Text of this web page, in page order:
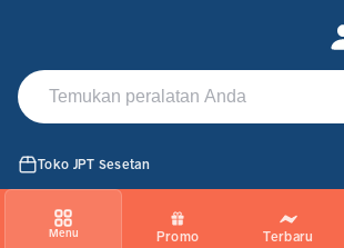
Toko JPT Sesetan
Menu Promo Terbaru